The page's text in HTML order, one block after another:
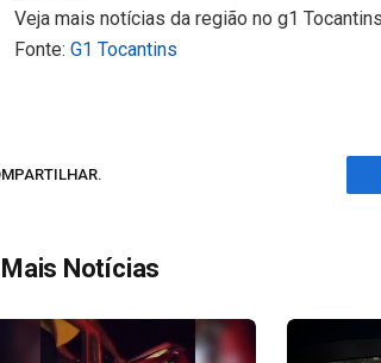
Veja mais notícias da região no g1
Fonte:G1 Tocantins
Mais Notícias